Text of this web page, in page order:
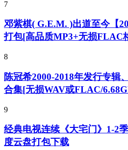
7
邓紫棋( G.E.M. )出道至今【
打包[高品质MP3+无损FLAC
8
陈冠希2000-2018年发行专辑
合集[无损WAV或FLAC/
9
经典电视连续《大宅门》1-2
度云盘打包下载